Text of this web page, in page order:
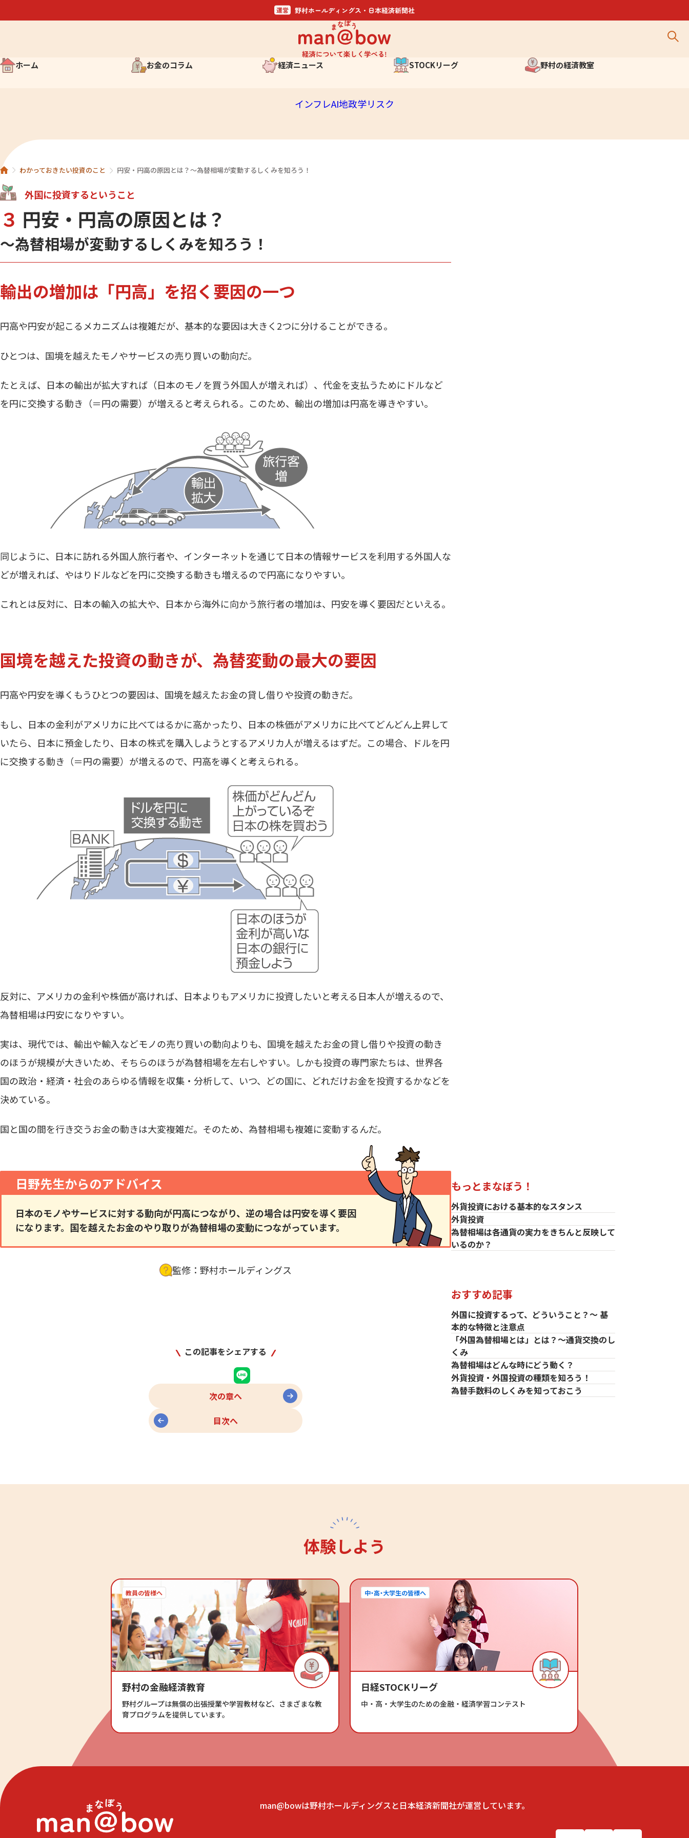
ホーム お金のコラム
わかっておきたい投資のこと
世界の取引所を知ろう
経済ニュース
金融そもそも講座
STOCKリーグ 野村の経済教室
インフレAI地政学リスク
わかっておきたい投資のこと 円安・円高の原因とは？～為替相場が変動するしくみを知ろう！
外国に投資するということ
３ 円安・円高の原因とは？
～為替相場が変動するしくみを知ろう！
輸出の増加は「円高」を招く要因の一つ
円高や円安が起こるメカニズムは複雑だが、基本的な要因は大きく2つに分けることができる。
ひとつは、国境を越えたモノやサービスの売り買いの動向だ。
たとえば、日本の輸出が拡大すれば（日本のモノを買う外国人が増えれば）、代金を支払うためにドルなど
を円に交換する動き（＝円の需要）が増えると考えられる。このため、輸出の増加は円高を導きやすい。
同じように、日本に訪れる外国人旅行者や、インターネットを通じて日本の情報サービスを利用する外国人な
どが増えれば、やはりドルなどを円に交換する動きも増えるので円高になりやすい。
これとは反対に、日本の輸入の拡大や、日本から海外に向かう旅行者の増加は、円安を導く要因だといえる。
国境を越えた投資の動きが、為替変動の最大の要因
円高や円安を導くもうひとつの要因は、国境を越えたお金の貸し借りや投資の動きだ。
もし、日本の金利がアメリカに比べてはるかに高かったり、日本の株価がアメリカに比べてどんどん上昇して
いたら、日本に預金したり、日本の株式を購入しようとするアメリカ人が増えるはずだ。この場合、ドルを円
に交換する動き（＝円の需要）が増えるので、円高を導くと考えられる。
反対に、アメリカの金利や株価が高ければ、日本よりもアメリカに投資したいと考える日本人が増えるので、
為替相場は円安になりやすい。
実は、現代では、輸出や輸入などモノの売り買いの動向よりも、国境を越えたお金の貸し借りや投資の動き
のほうが規模が大きいため、そちらのほうが為替相場を左右しやすい。しかも投資の専門家たちは、世界各
国の政治・経済・社会のあらゆる情報を収集・分析して、いつ、どの国に、どれだけお金を投資するかなどを
決めている。
国と国の間を行き交うお金の動きは大変複雑だ。そのため、為替相場も複雑に変動するんだ。
日野先生からのアドバイス
日本のモノやサービスに対する動向が円高につながり、逆の場合は円安を導く要因
になります。国を越えたお金のやり取りが為替相場の変動につながっています。
監修：野村ホールディングス
この記事をシェアする
次の章へ
目次へ
もっとまなぼう！
外貨投資における基本的なスタンス
外貨投資
為替相場は各通貨の実力をきちんと反映して
いるのか？
おすすめ記事
外国に投資するって、どういうこと？～ 基
本的な特徴と注意点
「外国為替相場とは」とは？～通貨交換のし
くみ
為替相場はどんな時にどう動く？
外貨投資・外国投資の種類を知ろう！
為替手数料のしくみを知っておこう
体験しよう
教員の皆様へ
野村の金融経済教育
野村グループは無償の出張授業や学習教材など、さまざまな教
育プログラムを提供しています。
中・高・大学生の皆様へ
日経STOCKリーグ
中・高・大学生のための金融・経済学習コンテスト
man@bowは野村ホールディングスと日本経済新聞社が運営しています。